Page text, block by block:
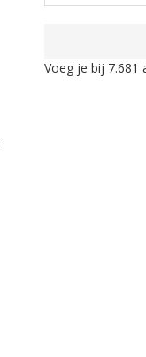
Voeg je bij 7.681